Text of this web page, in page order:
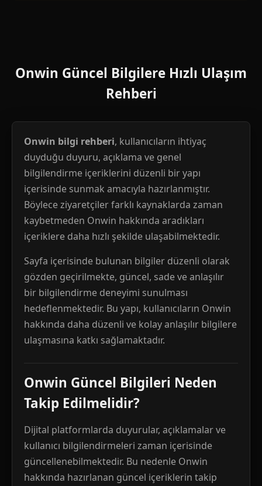
Onwin Güncel Bilgilere Hızlı Ulaşım
Rehberi
Onwin bilgi rehberi, kullanıcıların ihtiyaç
duyduğu duyuru, açıklama ve genel
bilgilendirme içeriklerini düzenli bir yapı
içerisinde sunmak amacıyla hazırlanmıştır.
Böylece ziyaretçiler farklı kaynaklarda zaman
kaybetmeden Onwin hakkında aradıkları
içeriklere daha hızlı şekilde ulaşabilmektedir.
Sayfa içerisinde bulunan bilgiler düzenli olarak
gözden geçirilmekte, güncel, sade ve anlaşılır
bir bilgilendirme deneyimi sunulması
hedeflenmektedir. Bu yapı, kullanıcıların Onwin
hakkında daha düzenli ve kolay anlaşılır bilgilere
ulaşmasına katkı sağlamaktadır.
Onwin Güncel Bilgileri Neden
Takip Edilmelidir?
Dijital platformlarda duyurular, açıklamalar ve
kullanıcı bilgilendirmeleri zaman içerisinde
güncellenebilmektedir. Bu nedenle Onwin
hakkında hazırlanan güncel içeriklerin takip